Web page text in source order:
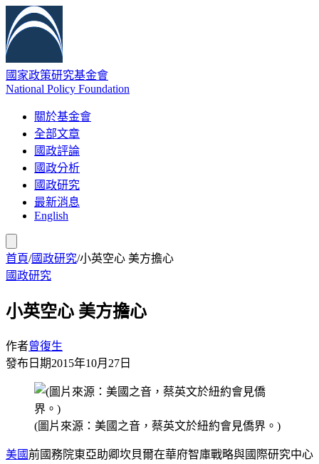
國家政策研究基金會
National Policy Foundation
關於基金會
全部文章
國政評論
國政分析
國政研究
最新消息
English
首頁/國政研究/小英空心 美方擔心
國政研究
小英空心 美方擔心
作者曾復生
發布日期2015年10月27日
(圖片來源：美國之音，蔡英文於紐約會見僑界。)
美國前國務院東亞助卿坎貝爾在華府智庫戰略與國際研究中心